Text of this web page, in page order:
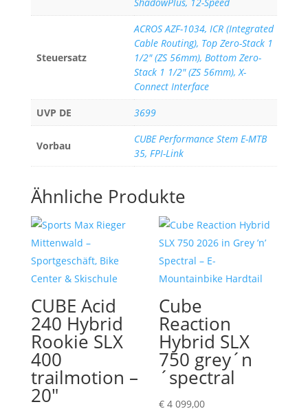
Steuersatz
ACROS AZF-1034, ICR (Integrated
Cable Routing), Top Zero-Stack 1
1/2" (ZS 56mm), Bottom Zero-
Stack 1 1/2" (ZS 56mm), X-
Connect Interface
UVP DE
3699
Vorbau
CUBE Performance Stem E-MTB
35, FPI-Link
Ähnliche Produkte
CUBE Acid
240 Hybrid
Rookie SLX
400
trailmotion –
20″
Cube
Reaction
Hybrid SLX
750 grey´n
´spectral
€ 4 099,00